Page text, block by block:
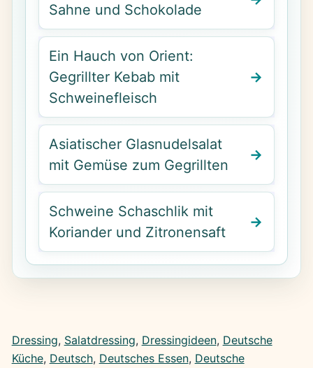
Sahne und Schokolade
Ein Hauch von Orient:
Gegrillter Kebab mit
Schweinefleisch
Asiatischer Glasnudelsalat
mit Gemüse zum Gegrillten
Schweine Schaschlik mit
Koriander und Zitronensaft
Dressing, Salatdressing, Dressingideen, Deutsche
Küche, Deutsch, Deutsches Essen, Deutsche